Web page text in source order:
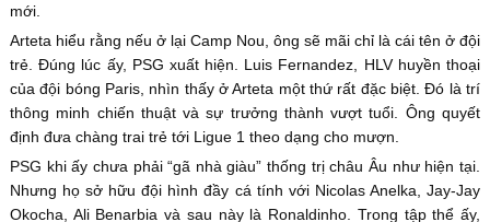
mới.
Arteta hiểu rằng nếu ở lại Camp Nou, ông sẽ mãi chỉ là cái tên ở đội
trẻ. Đúng lúc ấy, PSG xuất hiện. Luis Fernandez, HLV huyền thoại
của đội bóng Paris, nhìn thấy ở Arteta một thứ rất đặc biệt. Đó là trí
thông minh chiến thuật và sự trưởng thành vượt tuổi. Ông quyết
định đưa chàng trai trẻ tới Ligue 1 theo dạng cho mượn.
PSG khi ấy chưa phải “gã nhà giàu” thống trị châu Âu như hiện tại.
Nhưng họ sở hữu đội hình đầy cá tính với Nicolas Anelka, Jay-Jay
Okocha, Ali Benarbia và sau này là Ronaldinho. Trong tập thể ấy,